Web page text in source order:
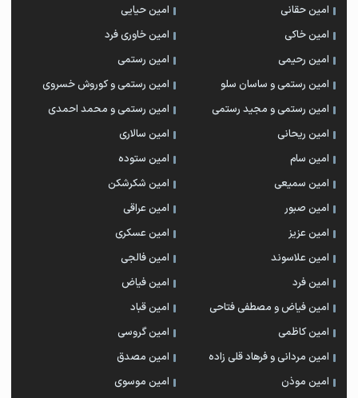
امین حقانی
امین حیایی
امین خاکی
امین خاوری فرد
امین رحیمی
امین رستمی
امین رستمی و ساسان سلو
امین رستمی و کوروش خسروی
امین رستمی و مجید رستمی
امین رستمی و محمد احمدی
امین ریحانی
امین سالاری
امین سام
امین ستوده
امین سمیعی
امین شکرشکن
امین صبور
امین عراقی
امین عزیز
امین عسکری
امین علاسوند
امین فالجی
امین فرد
امین فیاض
امین فیاض و مصطفی فتاحی
امین قباد
امین کاظمی
امین گروسی
امین مردانی و فرهاد قلی زاده
امین مصدق
امین موذن
امین موسوی